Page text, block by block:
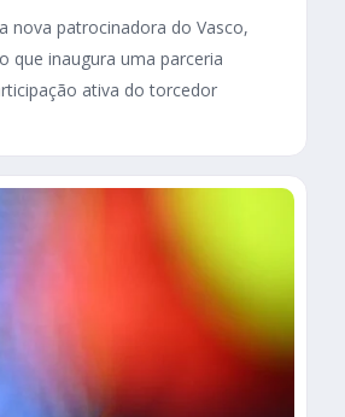
nova patrocinadora do Vasco,
que inaugura uma parceria
ativa do torcedor